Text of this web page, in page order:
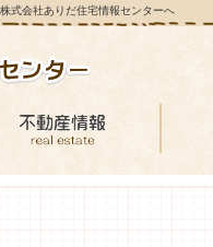
式会社ありだ住宅情報センターへ